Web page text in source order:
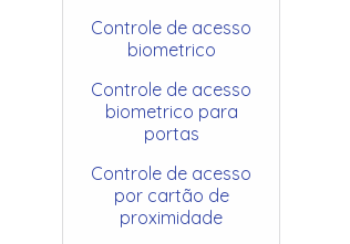
Controle de acesso
biometrico
Controle de acesso
biometrico para
portas
Controle de acesso
por cartão de
proximidade